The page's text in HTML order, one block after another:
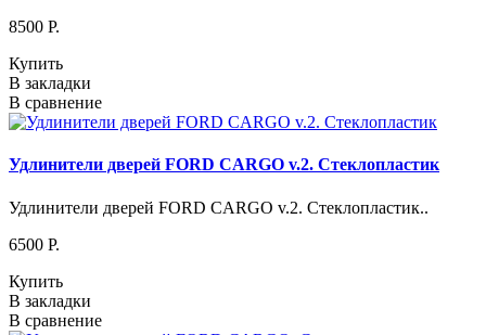
8500 P.
Купить
В закладки
В сравнение
Удлинители дверей FORD CARGO v.2. Стеклопластик
Удлинители дверей FORD CARGO v.2. Стеклопластик..
6500 P.
Купить
В закладки
В сравнение